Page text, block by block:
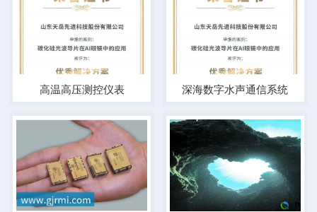
高温高压测控仪表 深海数字水声通信系统